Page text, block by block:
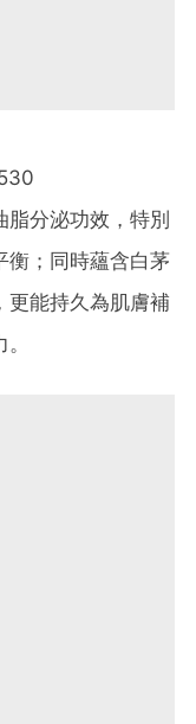
分泌功效，特別
衡；同時蘊含白茅
更能持久為肌膚補